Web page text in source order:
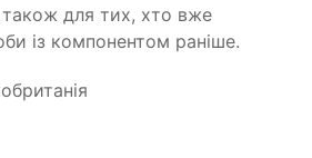
також для тих, хто вже
із компонентом раніше.